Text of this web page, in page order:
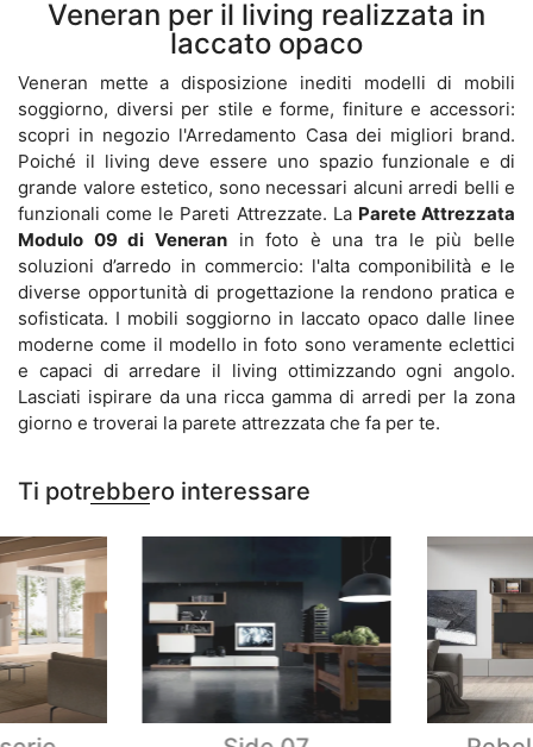
Veneran per il living realizzata in
laccato opaco
Veneran mette a disposizione inediti modelli di mobili
soggiorno, diversi per stile e forme, finiture e accessori:
scopri in negozio l'Arredamento Casa dei migliori brand.
Poiché il living deve essere uno spazio funzionale e di
grande valore estetico, sono necessari alcuni arredi belli e
funzionali come le Pareti Attrezzate. La Parete Attrezzata
Modulo 09 di Veneranin foto è una tra le più belle
soluzioni d’arredo in commercio: l'alta componibilità e le
diverse opportunità di progettazione la rendono pratica e
sofisticata. I mobili soggiorno in laccato opaco dalle linee
moderne come il modello in foto sono veramente eclettici
e capaci di arredare il living ottimizzando ogni angolo.
Lasciati ispirare da una ricca gamma di arredi per la zona
giorno e troverai la parete attrezzata che fa per te.
Ti potrebbero interessare